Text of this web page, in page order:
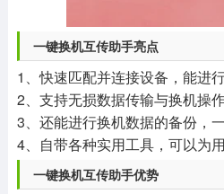
一键换机互传助手亮点
1、快速匹配并连接设备，能进
2、支持无损数据传输与换机操
3、还能进行换机数据的备份，
4、自带各种实用工具，可以为
一键换机互传助手优势